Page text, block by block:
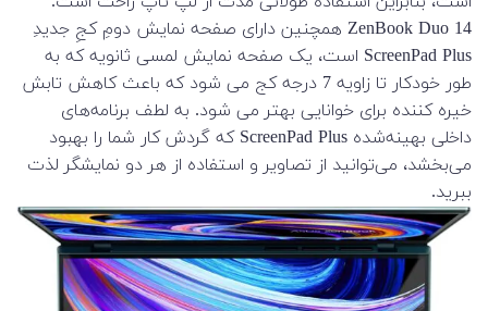
ZenBook Duo 14 همچنین دارای صفحه نمایش دومِ کجِ جدیدِ
ScreenPad Plus است، یک صفحه نمایش لمسی ثانویه که به
طور خودکار تا زاویه 7 درجه کج می شود که باعث کاهش تابش
خیره کننده برای خوانایی بهتر می شود. به لطف برنامه‌های
داخلی بهینه‌شده ScreenPad Plus که گردش کار شما را بهبود
می‌بخشد، می‌توانید از تصاویر و استفاده از هر دو نمایشگر لذت
ببرید.